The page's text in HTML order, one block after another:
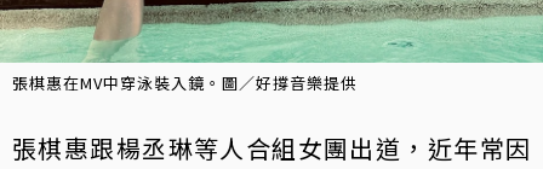
張棋惠在MV中穿泳裝入鏡。圖／好撐音樂提供
張棋惠跟楊丞琳等人合組女團出道，近年常因